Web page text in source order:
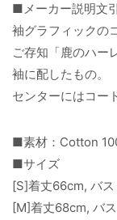
■メーカー説明文
袖グラフィックの
ご存知「鹿のハー
袖に配したもの。
センターにはコー
■素材：Cotton
■サイズ
[S]着丈66cm, バ
[M]着丈68cm, バ